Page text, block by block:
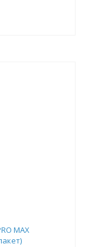
MAX